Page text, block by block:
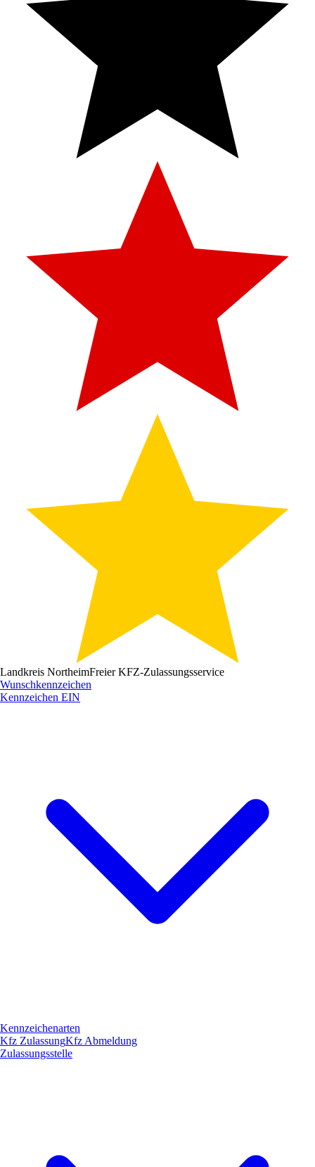
Landkreis NortheimFreier KFZ-Zulassungsservice
Wunschkennzeichen
Kennzeichen EIN
Kennzeichenarten
Kfz ZulassungKfz Abmeldung
Zulassungsstelle